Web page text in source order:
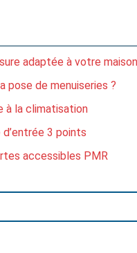
adaptée à votre
pose de menuiseries ?
à la climatisation
3 points
accessibles PMR